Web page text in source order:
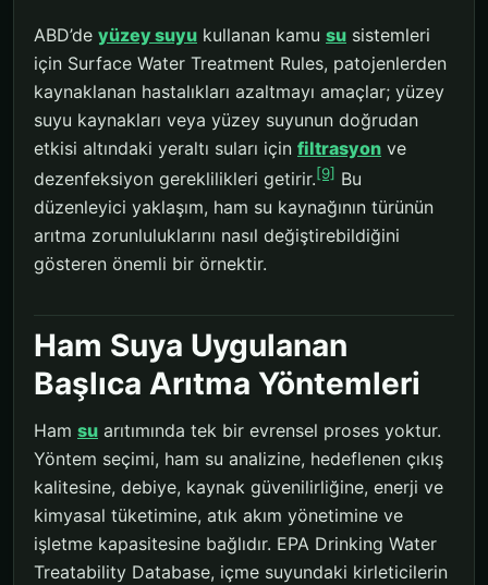
ABD’de yüzey suyu kullanan kamu su sistemleri
için Surface Water Treatment Rules, patojenlerden
kaynaklanan hastalıkları azaltmayı amaçlar; yüzey
suyu kaynakları veya yüzey suyunun doğrudan
etkisi altındaki yeraltı suları için filtrasyon ve
dezenfeksiyon gereklilikleri getirir.[9] Bu
düzenleyici yaklaşım, ham su kaynağının türünün
arıtma zorunluluklarını nasıl değiştirebildiğini
gösteren önemli bir örnektir.
Ham Suya Uygulanan
Başlıca Arıtma Yöntemleri
Ham su arıtımında tek bir evrensel proses yoktur.
Yöntem seçimi, ham su analizine, hedeflenen çıkış
kalitesine, debiye, kaynak güvenilirliğine, enerji ve
kimyasal tüketimine, atık akım yönetimine ve
işletme kapasitesine bağlıdır. EPA Drinking Water
Treatability Database, içme suyundaki kirleticilerin